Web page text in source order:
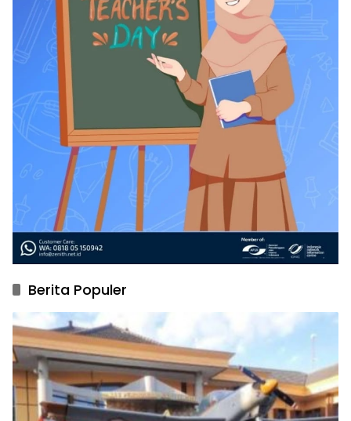
Berita Populer